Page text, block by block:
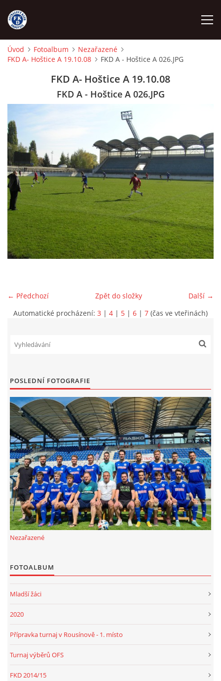
ÚVOD
FKD A
FKD B
STARŠÍ DOROST
STARŠÍ ŽÁCI
MLADŠÍ ŽÁCI
STARŠÍ PŘÍPRAVKA R 2012 + 2013
ARCHÍV
DOTACE
FKD, z.s.
Drnovice 704
68304 Drnovice
ičo 27005305
č.ú. 3227086359 / 0800
© 2026 eStránky.cz |RSS
Úvod Fotoalbum
Nezařazené
FKD A- Hoštice A 19.10.08
FKD A - Hoštice A 026.JPG
FKD A- Hoštice A 19.10.08
FKD A - Hoštice A 026.JPG
← Předchozí Další →
Zpět do složky
Automatické procházení: 3 | 4 | 5 | 6 | 7 (čas ve vteřinách)
POSLEDNÍ FOTOGRAFIE
Nezařazené
FOTOALBUM
Mladší žáci
2020
Přípravka turnaj v Rousínově - 1. místo
Turnaj výběrů OFS
FKD 2014/15